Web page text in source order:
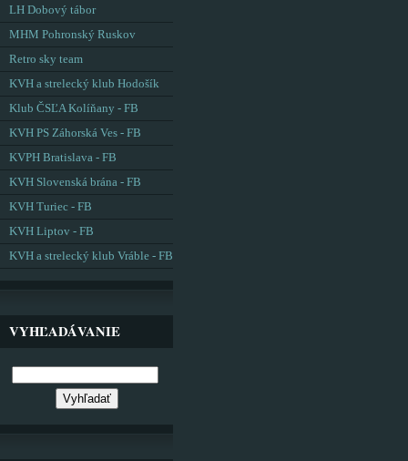
LH Dobový tábor
MHM Pohronský Ruskov
Retro sky team
KVH a strelecký klub Hodošík
Klub ČSĽA Kolíňany - FB
KVH PS Záhorská Ves - FB
KVPH Bratislava - FB
KVH Slovenská brána - FB
KVH Turiec - FB
KVH Liptov - FB
KVH a strelecký klub Vráble - FB
VYHĽADÁVANIE